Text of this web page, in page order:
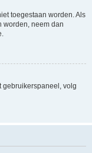
toegestaan worden. Als
worden, neem dan
gebruikerspaneel, volg